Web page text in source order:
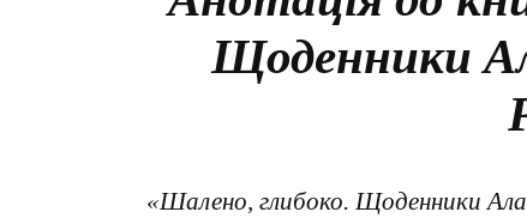
Щоденники
«Шалено, глибоко. Щоденники